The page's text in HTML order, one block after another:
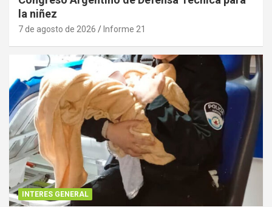
la niñez
7 de agosto de 2026 Informe 21
INTERES GENERAL